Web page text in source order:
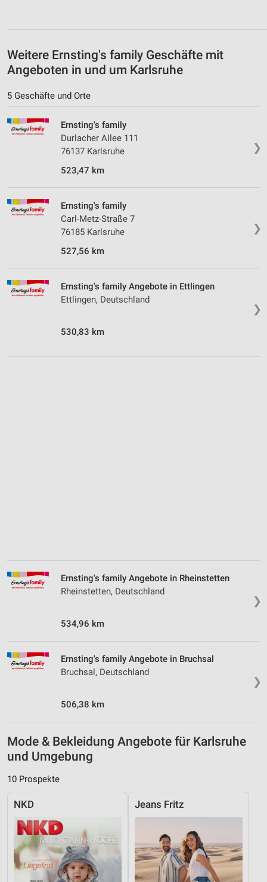
Weitere Ernsting's family Geschäfte mit
Angeboten in und um Karlsruhe
5 Geschäfte und Orte
❯
Ernsting's family
Durlacher Allee 111
76137 Karlsruhe
523,47 km
❯
Ernsting's family
Carl-Metz-Straße 7
76185 Karlsruhe
527,56 km
❯
Ernsting's family Angebote in Ettlingen
Ettlingen, Deutschland
530,83 km
❯
Ernsting's family Angebote in Rheinstetten
Rheinstetten, Deutschland
534,96 km
❯
Ernsting's family Angebote in Bruchsal
Bruchsal, Deutschland
506,38 km
Mode & Bekleidung Angebote für Karlsruhe
und Umgebung
10 Prospekte
NKD Jeans Fritz